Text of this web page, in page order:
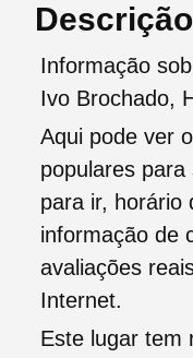
Descrição
Informação
Ivo Brochado,
Aqui pode ver
populares
para ir, horário
informação de
avaliações
Internet.
Este lugar tem